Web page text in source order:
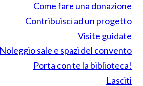
Come fare una donazione
Contribuisci ad un progetto
Visite guidate
Noleggio sale e spazi del convento
Porta con te la biblioteca!
Lasciti